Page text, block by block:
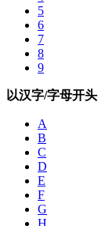
5
6
7
8
9
以汉字/字母开头
A
B
C
D
E
F
G
H